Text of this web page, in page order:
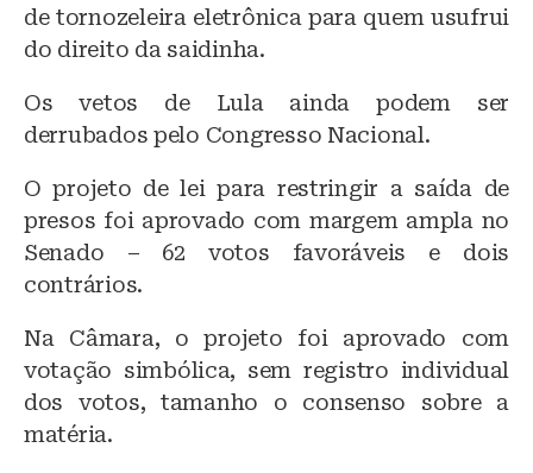
de tornozeleira eletrônica para quem usufrui
do direito da saidinha.
Os vetos de Lula ainda podem ser
derrubados pelo Congresso Nacional.
O projeto de lei para restringir a saída de
presos foi aprovado com margem ampla no
Senado – 62 votos favoráveis e dois
contrários.
Na Câmara, o projeto foi aprovado com
votação simbólica, sem registro individual
dos votos, tamanho o consenso sobre a
matéria.